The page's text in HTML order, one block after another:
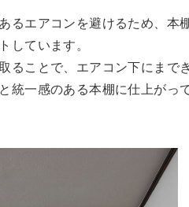
るエアコンを避けるため、本
しています。
ることで、エアコン下にまで
統一感のある本棚に仕上がっ